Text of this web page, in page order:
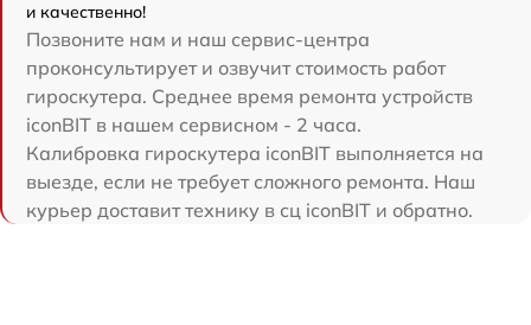
и качественно!
Позвоните нам и наш сервис-центра
проконсультирует и озвучит стоимость работ
гироскутера. Среднее время ремонта устройств
iconBIT в нашем сервисном - 2 часа.
Калибровка гироскутера iconBIT выполняется на
выезде, если не требует сложного ремонта. Наш
курьер доставит технику в сц iconBIT и обратно.